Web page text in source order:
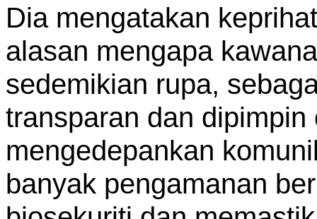
Dia mengatakan
alasan mengapa
sedemikian rupa,
transparan dan
mengedepankan
banyak pengamanan